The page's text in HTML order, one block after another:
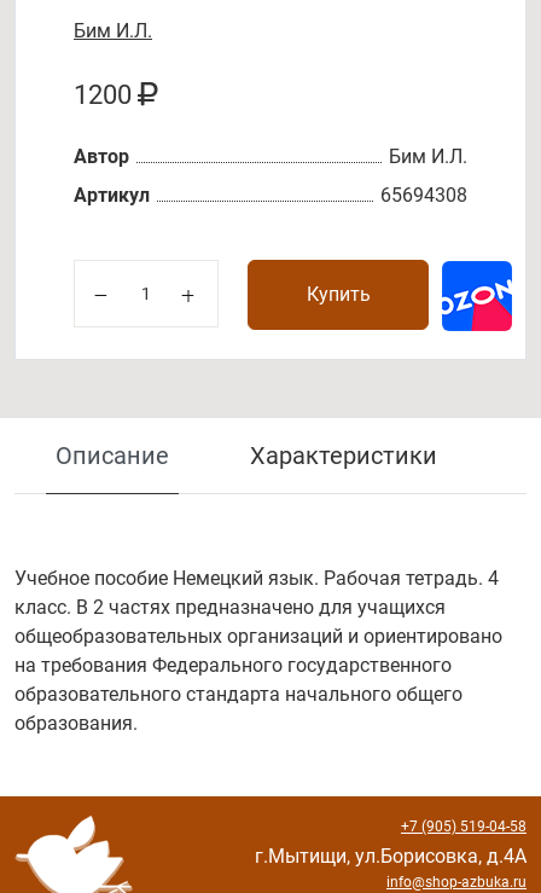
Бим И.Л.
1200
Автор
Бим И.Л.
Артикул
65694308
Купить
Описание Характеристики
Учебное пособие Немецкий язык. Рабочая тетрадь. 4
класс. В 2 частях предназначено для учащихся
общеобразовательных организаций и ориентировано
на требования Федерального государственного
образовательного стандарта начального общего
образования.
+7 (905) 519-04-58
г.Мытищи, ул.Борисовка, д.4А
info@shop-azbuka.ru